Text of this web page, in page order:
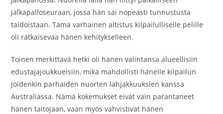
jalkapalloseuraan, jossa hän sai nopeasti tunnustusta
taidoistaan. Tämä varhainen altistus kilpailulliselle pelille
oli ratkaisevaa hänen kehitykselleen.
Toinen merkittävä hetki oli hänen valintansa alueellisiin
edustajajoukkueisiin, mikä mahdollisti hänelle kilpailun
joidenkin parhaiden nuorten lahjakkuuksien kanssa
Australiassa. Nämä kokemukset eivät vain parantaneet
hänen taitojaan, vaan myös vahvistivat hänen